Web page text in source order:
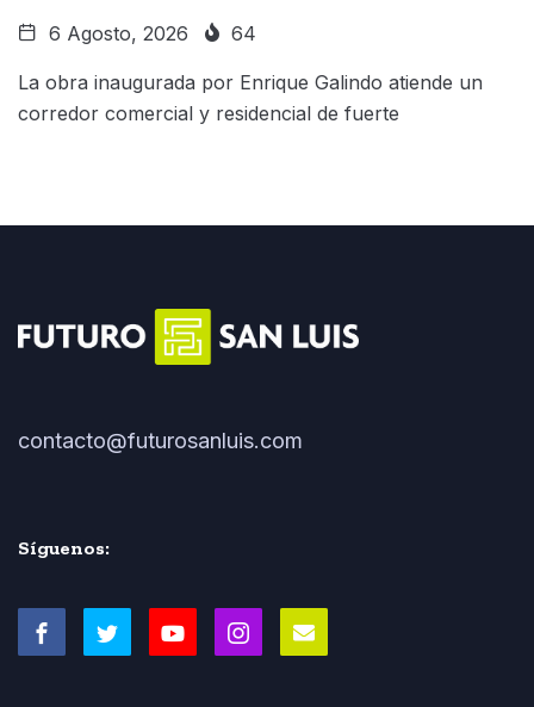
6 Agosto, 2026 64
La obra inaugurada por Enrique Galindo atiende un
corredor comercial y residencial de fuerte
contacto@futurosanluis.com
Síguenos: